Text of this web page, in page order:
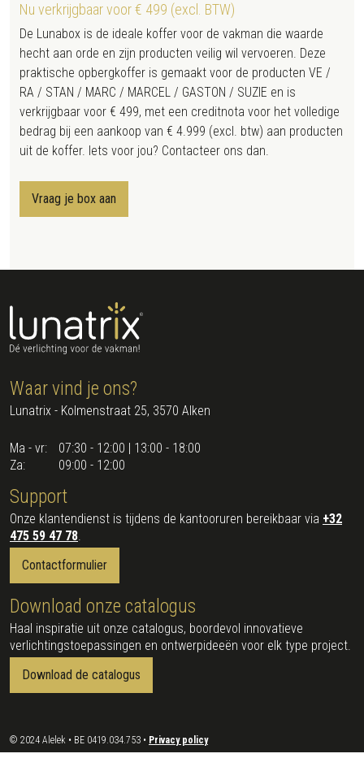
Nu verkrijgbaar voor € 499 (excl. BTW)
De Lunabox is de ideale koffer voor de vakman die waarde
hecht aan orde en zijn producten veilig wil vervoeren. Deze
praktische opbergkoffer is gemaakt voor de producten VE /
RA / STAN / MARC / MARCEL / GASTON / SUZIE en is
verkrijgbaar voor € 499, met een creditnota voor het volledige
bedrag bij een aankoop van € 4.999 (excl. btw) aan producten
uit de koffer. Iets voor jou? Contacteer ons dan.
Vraag je box aan
Waar vind je ons?
Lunatrix - Kolmenstraat 25, 3570 Alken
Ma - vr:
07:30 - 12:00 | 13:00 - 18:00
Za:
09:00 - 12:00
Support
Onze klantendienst is tijdens de kantooruren bereikbaar via +32
475 59 47 78.
Contactformulier
Download onze catalogus
Haal inspiratie uit onze catalogus, boordevol innovatieve
verlichtingstoepassingen en ontwerpideeën voor elk type project.
Download de catalogus
© 2024 Alelek • BE 0419.034.753 • Privacy policy